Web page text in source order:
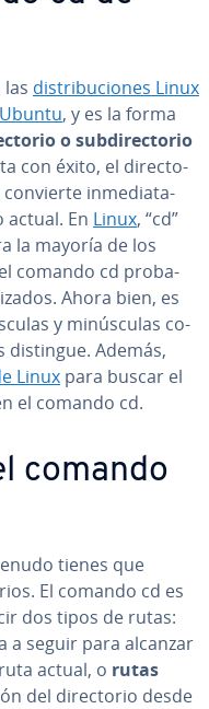
di­s­tri­bu­cio­nes Linux
Ubuntu, y es la forma
o su­b­di­re­c­to­rio
con éxito, el di­re­c­to­
convierte in­me­dia­ta­
En Linux, “cd”
la mayoría de los
comando cd pro­ba­
Ahora bien, es
y mi­nú­s­cu­las co­
distingue. Además,
Linux para buscar el
el comando cd.
comando
tienes que
El comando cd es
dos tipos de rutas:
a seguir para alcanzar
actual, o rutas
del di­re­c­to­rio desde